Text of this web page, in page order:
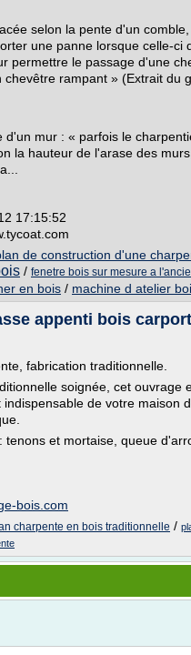
selon la pente d'un
une panne lorsque celle-ci
permettre le passage d'une
chevêtre rampant » (Extrait du
d'un mur : « parfois le
la hauteur de l'arase des
17:15:52
de construction d'une
/ fenetre bois sur mesure a
en bois / machine d atelier
appenti bois
fabrication traditionnelle.
soignée, cet ouvrage
indispensable de votre maison
et mortaise, queue
bois.com
charpente en bois traditionnelle /